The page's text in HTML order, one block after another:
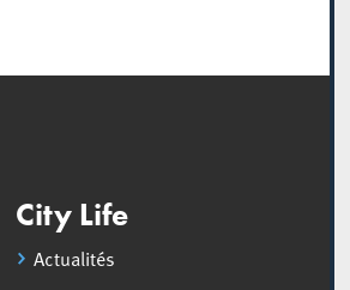
City Life
Actualités